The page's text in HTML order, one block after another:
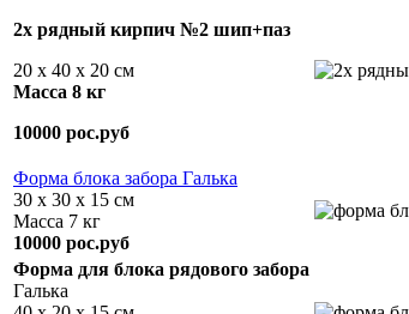
2х рядный кирпич №2 шип+паз
20 х 40 х 20 см
Масса 8 кг
10000 рос.руб
Форма блока забора Галька
30 х 30 х 15 см
Масса 7 кг
10000 рос.руб
Форма для блока рядового забора
Галька